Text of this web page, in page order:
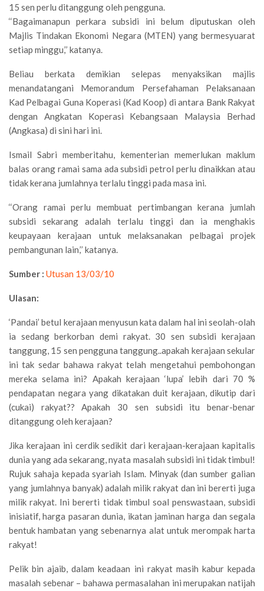
15 sen perlu ditanggung oleh pengguna.
‘‘Bagaimanapun perkara subsidi ini belum diputuskan oleh
Majlis Tindakan Ekonomi Negara (MTEN) yang bermesyuarat
setiap minggu,’’ katanya.
Beliau berkata demikian selepas menyaksikan majlis
menandatangani Memorandum Persefahaman Pelaksanaan
Kad Pelbagai Guna Koperasi (Kad Koop) di antara Bank Rakyat
dengan Angkatan Koperasi Kebangsaan Malaysia Berhad
(Angkasa) di sini hari ini.
Ismail Sabri memberitahu, kementerian memerlukan maklum
balas orang ramai sama ada subsidi petrol perlu dinaikkan atau
tidak kerana jumlahnya terlalu tinggi pada masa ini.
‘‘Orang ramai perlu membuat pertimbangan kerana jumlah
subsidi sekarang adalah terlalu tinggi dan ia menghakis
keupayaan kerajaan untuk melaksanakan pelbagai projek
pembangunan lain,’’ katanya.
Sumber : Utusan 13/03/10
Ulasan:
‘Pandai’ betul kerajaan menyusun kata dalam hal ini seolah-olah
ia sedang berkorban demi rakyat. 30 sen subsidi kerajaan
tanggung, 15 sen pengguna tanggung..apakah kerajaan sekular
ini tak sedar bahawa rakyat telah mengetahui pembohongan
mereka selama ini? Apakah kerajaan ‘lupa’ lebih dari 70 %
pendapatan negara yang dikatakan duit kerajaan, dikutip dari
(cukai) rakyat?? Apakah 30 sen subsidi itu benar-benar
ditanggung oleh kerajaan?
Jika kerajaan ini cerdik sedikit dari kerajaan-kerajaan kapitalis
dunia yang ada sekarang, nyata masalah subsidi ini tidak timbul!
Rujuk sahaja kepada syariah Islam. Minyak (dan sumber galian
yang jumlahnya banyak) adalah milik rakyat dan ini bererti juga
milik rakyat. Ini bererti tidak timbul soal penswastaan, subsidi
inisiatif, harga pasaran dunia, ikatan jaminan harga dan segala
bentuk hambatan yang sebenarnya alat untuk merompak harta
rakyat!
Pelik bin ajaib, dalam keadaan ini rakyat masih kabur kepada
masalah sebenar – bahawa permasalahan ini merupakan natijah